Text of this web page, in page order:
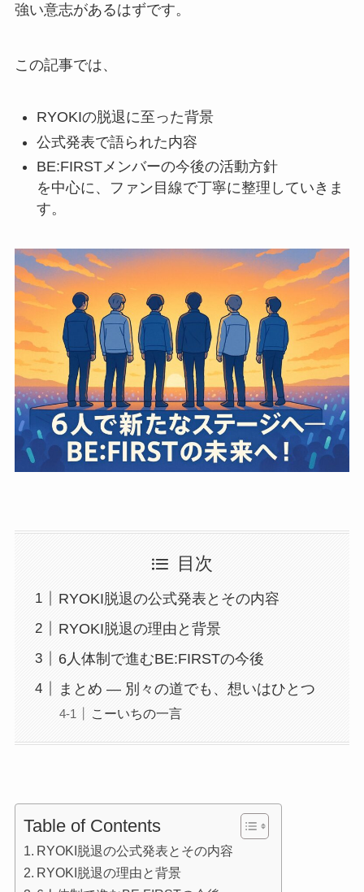
強い意志があるはずです。
この記事では、
RYOKIの脱退に至った背景
公式発表で語られた内容
BE:FIRSTメンバーの今後の活動方針
を中心に、ファン目線で丁寧に整理していきま
す。
目次
RYOKI脱退の公式発表とその内容
RYOKI脱退の理由と背景
6人体制で進むBE:FIRSTの今後
まとめ ― 別々の道でも、想いはひとつ
こーいちの一言
Table of Contents
RYOKI脱退の公式発表とその内容
RYOKI脱退の理由と背景